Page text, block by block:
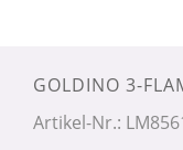
GOLDINO 3-
Artikel-Nr.: